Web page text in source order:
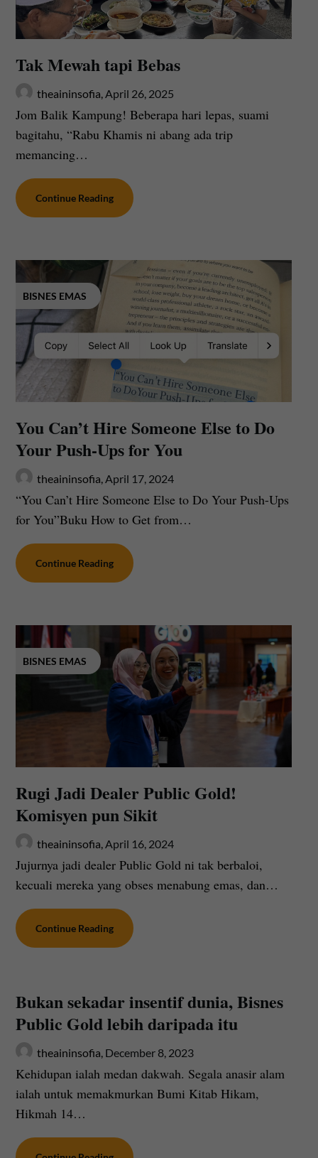
Tak Mewah tapi Bebas
theaininsofia,April 26, 2025
Jom Balik Kampung! Beberapa hari lepas, suami
bagitahu, “Rabu Khamis ni abang ada trip
memancing…
Continue Reading
BISNES EMAS
You Can’t Hire Someone Else to Do
Your Push-Ups for You
theaininsofia,April 17, 2024
“You Can’t Hire Someone Else to Do Your Push-Ups
for You”Buku How to Get from…
Continue Reading
BISNES EMAS
Rugi Jadi Dealer Public Gold!
Komisyen pun Sikit
theaininsofia,April 16, 2024
Jujurnya jadi dealer Public Gold ni tak berbaloi,
kecuali mereka yang obses menabung emas, dan…
Continue Reading
Bukan sekadar insentif dunia, Bisnes
Public Gold lebih daripada itu
theaininsofia, December 8, 2023
Kehidupan ialah medan dakwah. Segala anasir alam
ialah untuk memakmurkan Bumi Kitab Hikam,
Hikmah 14…